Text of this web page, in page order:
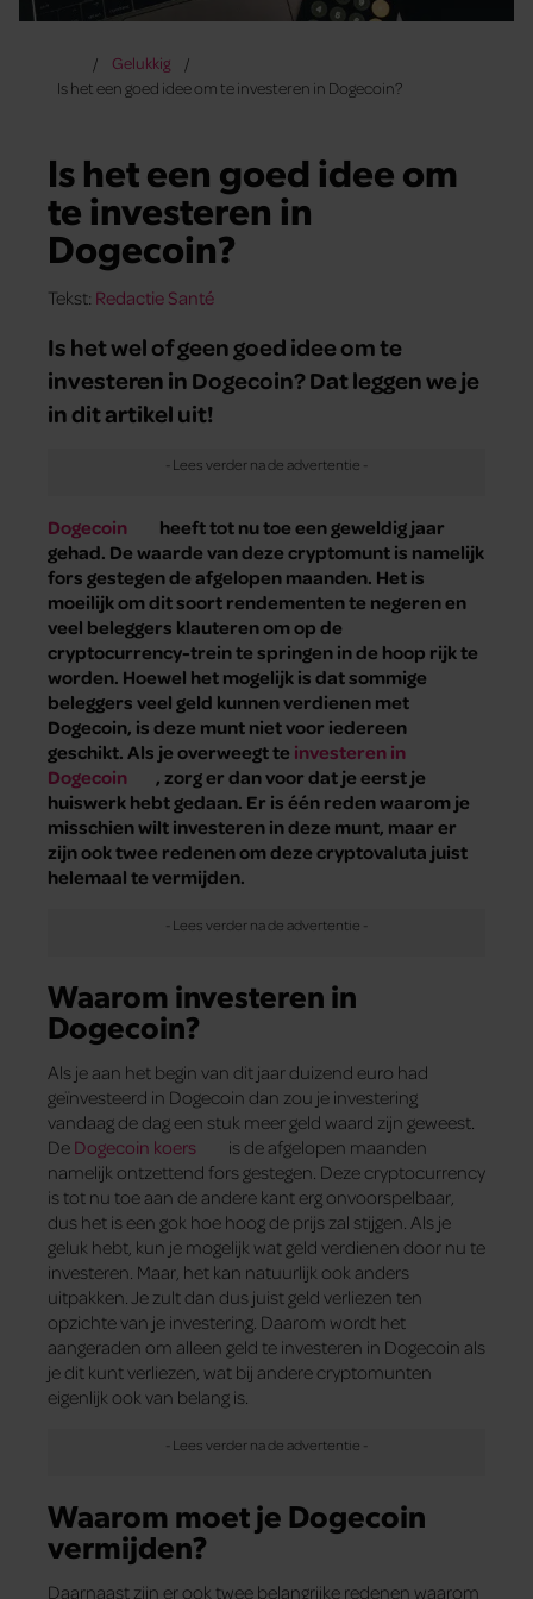
Gelukkig
Is het een goed idee om te investeren in Dogecoin?
Is het een goed idee om
te investeren in
Dogecoin?
Tekst: Redactie Santé
Is het wel of geen goed idee om te
investeren in Dogecoin? Dat leggen we je
in dit artikel uit!
Dogecoin
heeft tot nu toe een geweldig jaar
gehad. De waarde van deze cryptomunt is namelijk
fors gestegen de afgelopen maanden. Het is
moeilijk om dit soort rendementen te negeren en
veel beleggers klauteren om op de
cryptocurrency-trein te springen in de hoop rijk te
worden. Hoewel het mogelijk is dat sommige
beleggers veel geld kunnen verdienen met
Dogecoin, is deze munt niet voor iedereen
geschikt. Als je overweegt te investeren in
Dogecoin
, zorg er dan voor dat je eerst je
huiswerk hebt gedaan. Er is één reden waarom je
misschien wilt investeren in deze munt, maar er
zijn ook twee redenen om deze cryptovaluta juist
helemaal te vermijden.
Waarom investeren in
Dogecoin?
Als je aan het begin van dit jaar duizend euro had
geïnvesteerd in Dogecoin dan zou je investering
vandaag de dag een stuk meer geld waard zijn geweest.
De Dogecoin koers
is de afgelopen maanden
namelijk ontzettend fors gestegen. Deze cryptocurrency
is tot nu toe aan de andere kant erg onvoorspelbaar,
dus het is een gok hoe hoog de prijs zal stijgen. Als je
geluk hebt, kun je mogelijk wat geld verdienen door nu te
investeren. Maar, het kan natuurlijk ook anders
uitpakken. Je zult dan dus juist geld verliezen ten
opzichte van je investering. Daarom wordt het
aangeraden om alleen geld te investeren in Dogecoin als
je dit kunt verliezen, wat bij andere cryptomunten
eigenlijk ook van belang is.
Waarom moet je Dogecoin
vermijden?
Daarnaast zijn er ook twee belangrijke redenen waarom